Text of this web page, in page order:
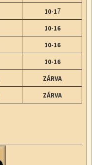
10-17
10-16
10-16
10-16
ZÁRVA
ZÁRVA